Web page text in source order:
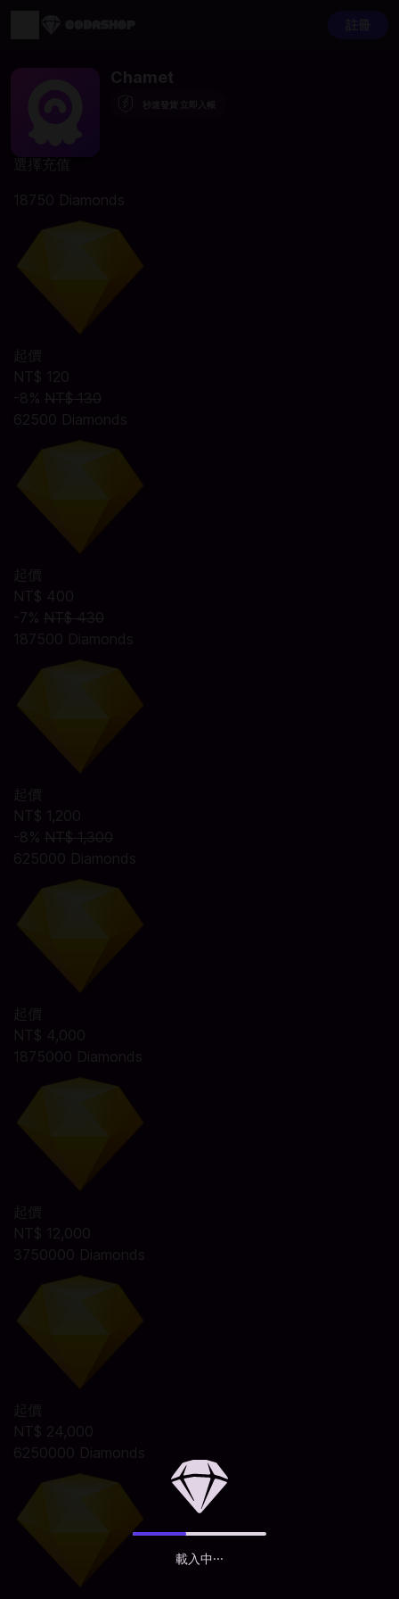
載入中···
Chamet
選擇充值
18750 Diamonds
起價
NT$ 120
-8% NT$ 130
62500 Diamonds
起價
NT$ 400
-7% NT$ 430
187500 Diamonds
起價
NT$ 1,200
-8% NT$ 1,300
625000 Diamonds
起價
NT$ 4,000
1875000 Diamonds
起價
NT$ 12,000
3750000 Diamonds
起價
NT$ 24,000
6250000 Diamonds